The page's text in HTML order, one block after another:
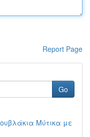
Report Page
Go
Μύτικα με